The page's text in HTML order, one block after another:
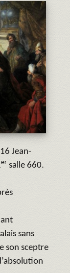
Jean-
er salle 660.
sans
son sceptre